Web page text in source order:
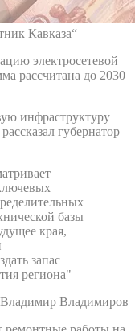
Кавказа“
электросетевой
рассчитана до 2030
инфраструктуру
губернатор
базы
края,
запас
региона"
Владимиров